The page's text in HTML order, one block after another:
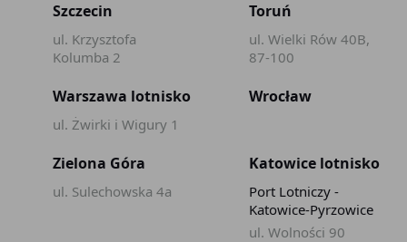
Szczecin
ul. Krzysztofa
Kolumba 2
Toruń
ul. Wielki Rów 40B,
87-100
Warszawa lotnisko
ul. Żwirki i Wigury 1
Wrocław
Zielona Góra
ul. Sulechowska 4a
Katowice lotnisko
Port Lotniczy -
Katowice-Pyrzowice
ul. Wolności 90